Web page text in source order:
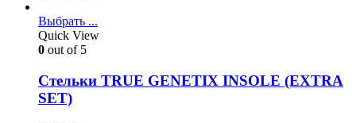
Выбрать ...
Quick View
0 out of 5
Стельки TRUE GENETIX INSOLE (EXTRA
SET)